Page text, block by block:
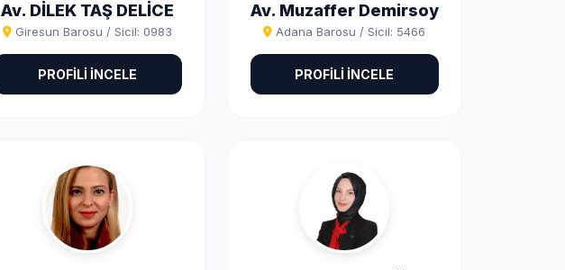
Av. DİLEK TAŞ DELİCE
Giresun Barosu / Sicil: 0983
PROFİLİ İNCELE
Av. Muzaffer Demirsoy
Adana Barosu / Sicil: 5466
PROFİLİ İNCELE